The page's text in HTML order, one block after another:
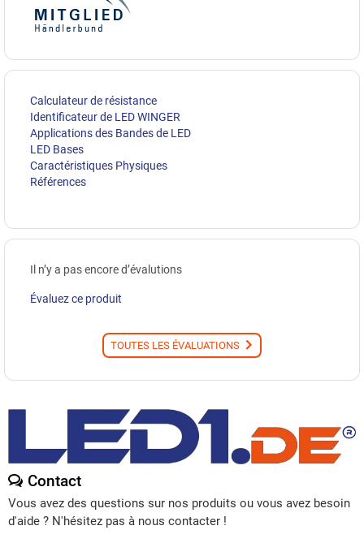
Calculateur de résistance
Identificateur de LED WINGER
Applications des Bandes de LED
LED Bases
Caractéristiques Physiques
Références
Il n’y a pas encore d’évalutions
Évaluez ce produit
TOUTES LES ÉVALUATIONS
Contact
Vous avez des questions sur nos produits ou vous avez besoin
d'aide ? N'hésitez pas à nous contacter !